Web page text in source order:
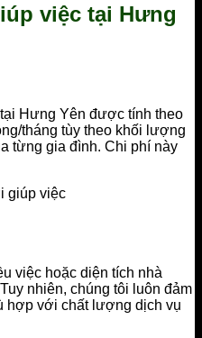
việc tại Hưng
tại Hưng Yên được tính theo
tháng tùy theo khối lượng
từng gia đình. Chi phí này
giúp việc
việc hoặc diện tích nhà
nhiên, chúng tôi luôn đảm
hợp với chất lượng dịch vụ